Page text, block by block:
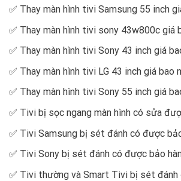
✅ Thay màn hình tivi Samsung 55 inch
✅ Thay màn hình tivi sony 43w800c giá
✅ Thay màn hình tivi Sony 43 inch giá
✅ Thay màn hình tivi LG 43 inch giá bao
✅ Thay màn hình tivi Sony 55 inch giá
✅ Tivi bị sọc ngang màn hình có sửa
✅ Tivi Samsung bị sét đánh có được
✅ Tivi Sony bị sét đánh có được bảo
✅ Tivi thường và Smart Tivi bị sét